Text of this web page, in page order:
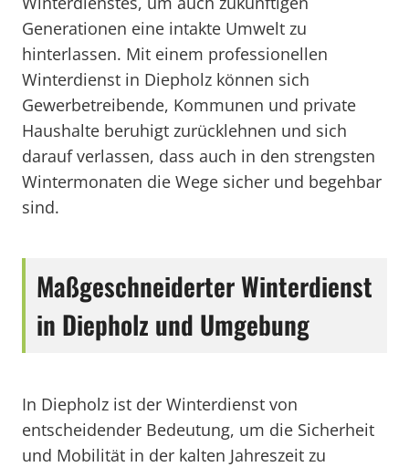
Generationen eine intakte Umwelt zu
hinterlassen. Mit einem professionellen
Winterdienst in Diepholz können sich
Gewerbetreibende, Kommunen und private
Haushalte beruhigt zurücklehnen und sich
darauf verlassen, dass auch in den strengsten
Wintermonaten die Wege sicher und begehbar
sind.
Maßgeschneiderter Winterdienst
in Diepholz und Umgebung
In Diepholz ist der Winterdienst von
entscheidender Bedeutung, um die Sicherheit
und Mobilität in der kalten Jahreszeit zu